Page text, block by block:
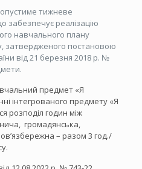
тижневе
забезпечує реалізацію
навчального плану
затвердженого постановою
від 21 березня 2018 р. №
предмет «Я
інтегрованого предмету «Я
розподіл годин між
громадянська,
– разом 3 год./